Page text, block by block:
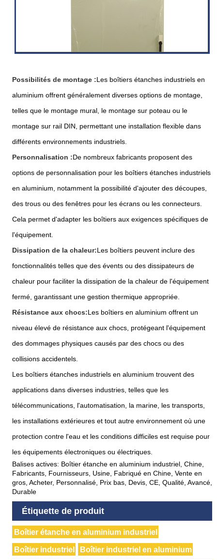
Possibilités de montage :Les boîtiers étanches industriels en
aluminium offrent généralement diverses options de montage,
telles que le montage mural, le montage sur poteau ou le
montage sur rail DIN, permettant une installation flexible dans
différents environnements industriels.
Personnalisation :De nombreux fabricants proposent des
options de personnalisation pour les boîtiers étanches industriels
en aluminium, notamment la possibilité d'ajouter des découpes,
des trous ou des fenêtres pour les écrans ou les connecteurs.
Cela permet d'adapter les boîtiers aux exigences spécifiques de
l'équipement.
Dissipation de la chaleur:Les boîtiers peuvent inclure des
fonctionnalités telles que des évents ou des dissipateurs de
chaleur pour faciliter la dissipation de la chaleur de l'équipement
fermé, garantissant une gestion thermique appropriée.
Résistance aux chocs:Les boîtiers en aluminium offrent un
niveau élevé de résistance aux chocs, protégeant l'équipement
des dommages physiques causés par des chocs ou des
collisions accidentels.
Les boîtiers étanches industriels en aluminium trouvent des
applications dans diverses industries, telles que les
télécommunications, l'automatisation, la marine, les transports,
les installations extérieures et tout autre environnement où une
protection contre l'eau et les conditions difficiles est requise pour
les équipements électroniques ou électriques.
Balises actives: Boîtier étanche en aluminium industriel, Chine,
Fabricants, Fournisseurs, Usine, Fabriqué en Chine, Vente en
gros, Acheter, Personnalisé, Prix bas, Devis, CE, Qualité, Avancé,
Durable
Étiquette de produit
Boîtier étanche en aluminium industriel
Boîtier industriel Boîtier industriel en aluminium